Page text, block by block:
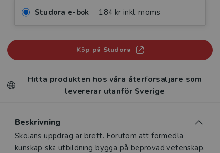
Studora e-bok 184 kr inkl. moms
Köp på Studora
Hitta produkten hos våra återförsäljare som
levererar utanför Sverige
Beskrivning
Beskrivning
Skolans uppdrag är brett. Förutom att förmedla
kunskap ska utbildning bygga på beprövad vetenskap,